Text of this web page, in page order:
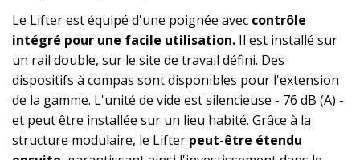
Le Lifter est équipé d'une poignée avec contrôle
intégré pour une facile utilisation. Il est installé sur
un rail double, sur le site de travail défini. Des
dispositifs à compas sont disponibles pour l'extension
de la gamme. L'unité de vide est silencieuse - 76 dB (A) -
et peut être installée sur un lieu habité. Grâce à la
structure modulaire, le Lifter peut-être étendu